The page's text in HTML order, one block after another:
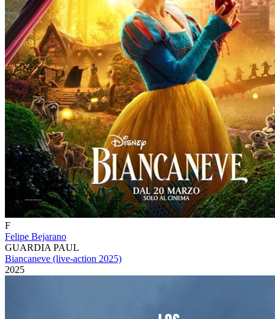
F
Felipe Bejarano
GUARDIA PAUL
Biancaneve (live-action 2025)
2025